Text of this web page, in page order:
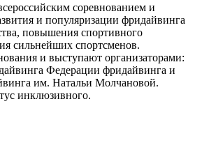
соревнованием и
и популяризации фридайвинга
повышения спортивного
сильнейших спортсменов.
и выступают организаторами:
Федерации фридайвинга и
им. Натальи Молчановой.
инклюзивного.